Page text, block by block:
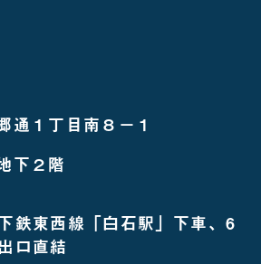
通１丁目南８－１
下２階
鉄東西線「白石駅」下車、6
口直結